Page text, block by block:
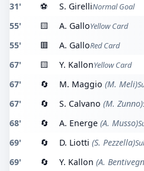
31' ⚽ S. GirelliNormal Goal
55' 🟨 A. GalloYellow Card
55' 🟥 A. GalloRed Card
67' 🟨 Y. KallonYellow Card
67' 🔄 M. Maggio (M. Meli)
67' 🔄 S. Calvano (M. Zunno)
68' 🔄 A. Energe (A. Musso)
69' 🔄 D. Liotti (S. Pezzella)
69' 🔄 Y. Kallon (A.